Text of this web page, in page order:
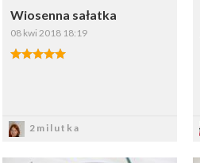
Wiosenna sałatka
08 kwi 2018 18:19
2milutka